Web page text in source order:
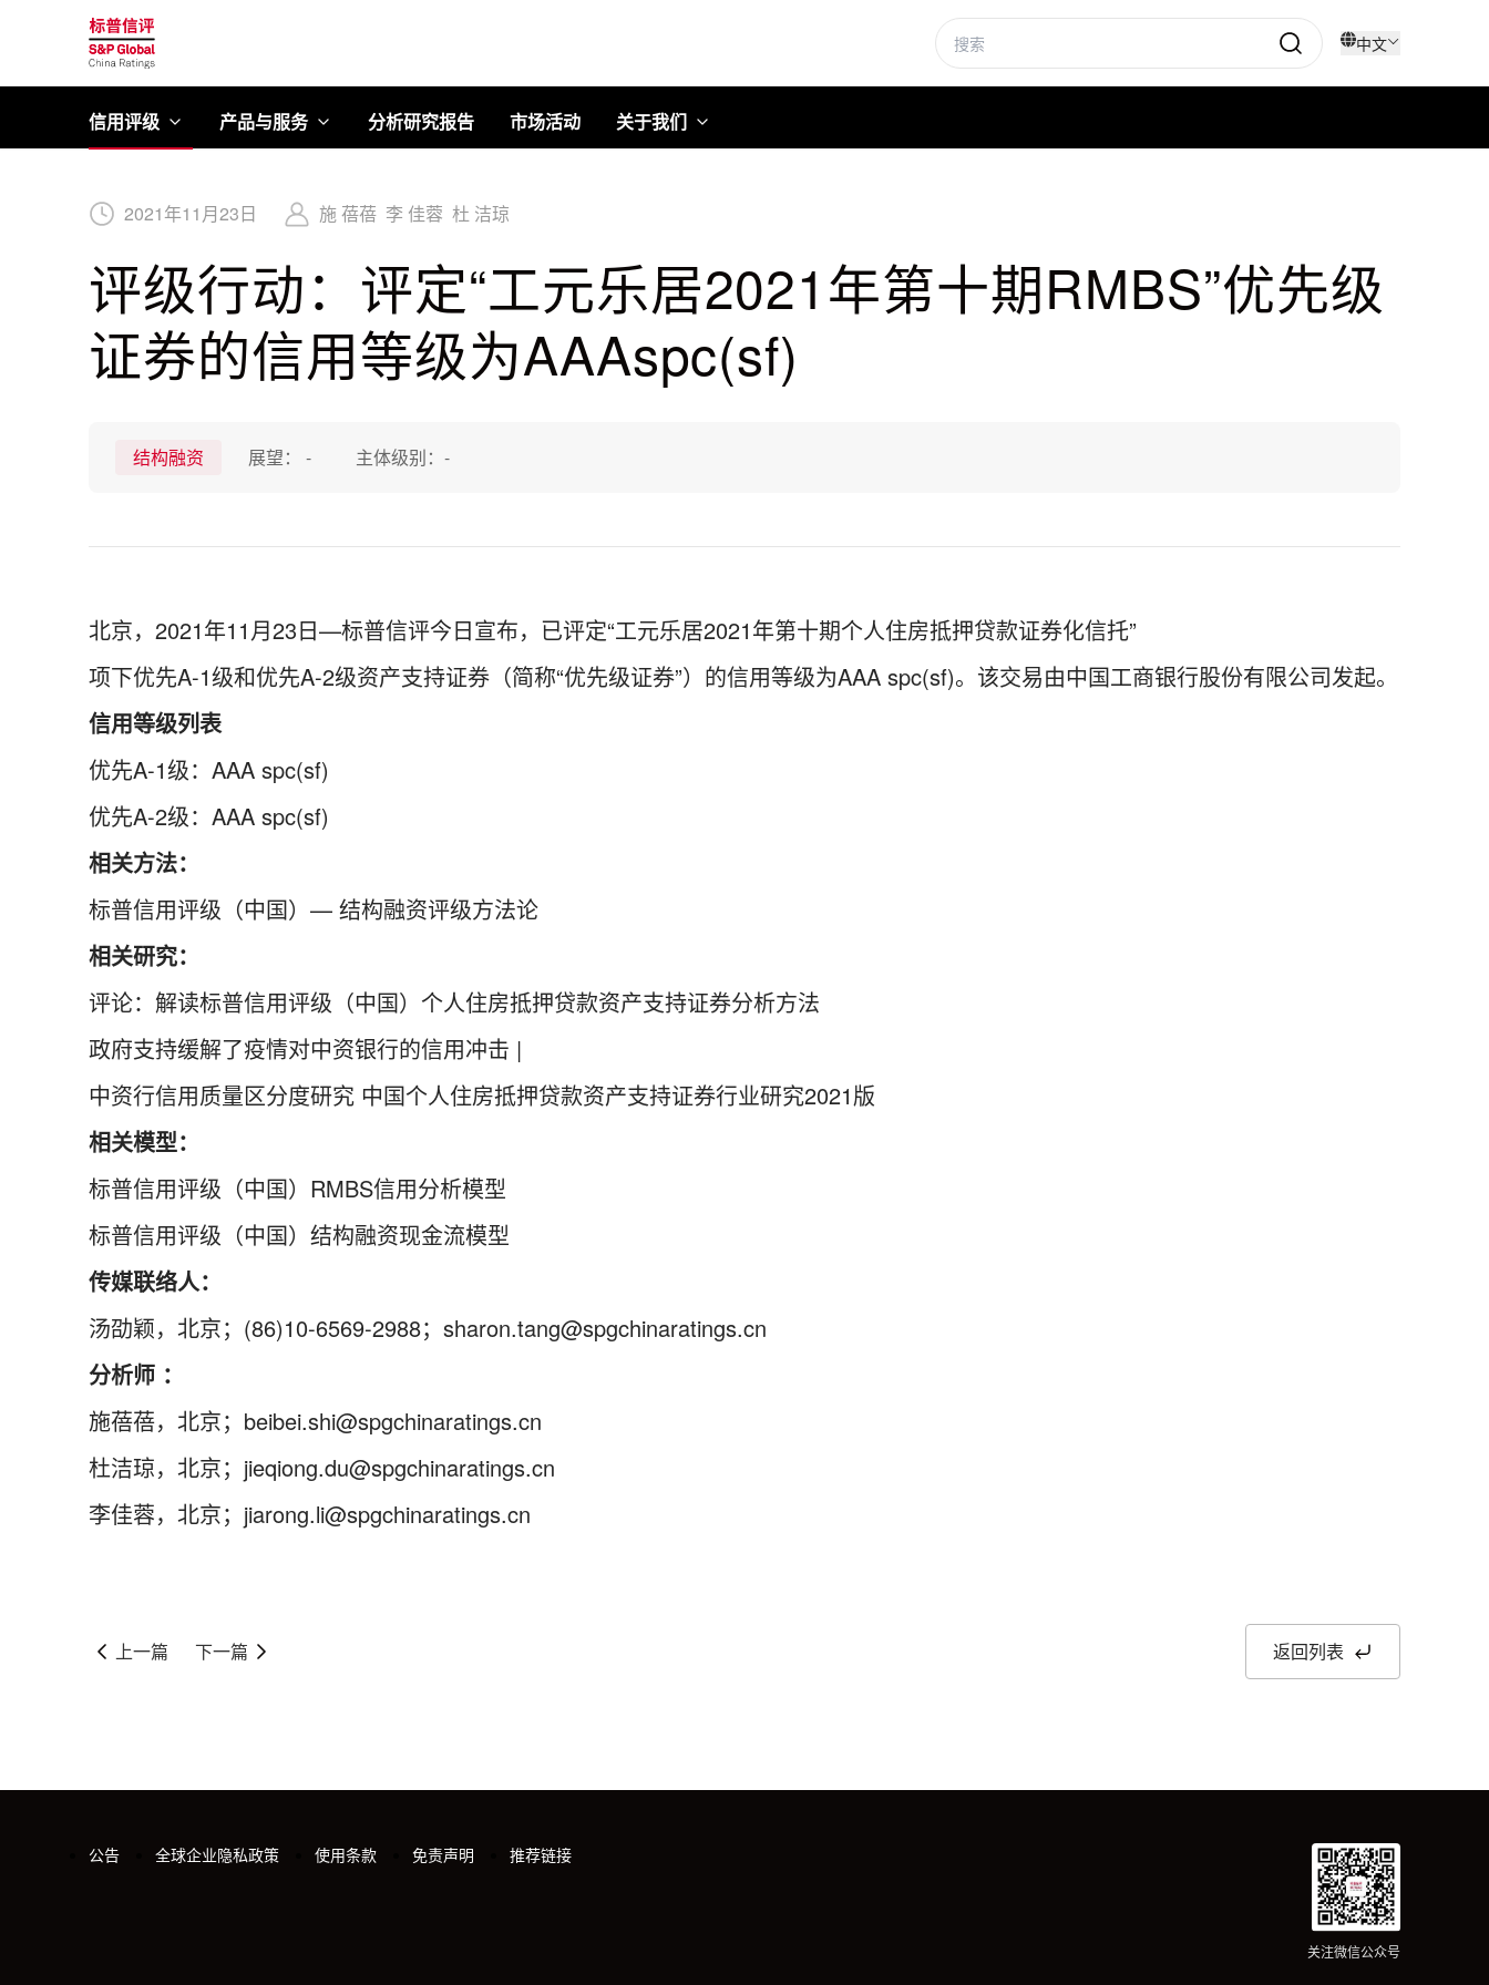
标普信评
中文
信用评级 产品与服务 分析研究报告 市场活动 关于我们
2021年11月23日 施 蓓蓓 李 佳蓉 杜 洁琼
评级行动：评定“工元乐居2021年第十期RMBS”优先级
证券的信用等级为AAAspc(sf)
结构融资 展望： - 主体级别： -
北京，2021年11月23日—标普信评今日宣布，已评定“工元乐居2021年第十期个人住房抵押贷款证券化信托”
项下优先A-1级和优先A-2级资产支持证券（简称“优先级证券”）的信用等级为AAA spc(sf)。该交易由中国工商银行股份有限公司发起。
信用等级列表
优先A-1级：AAA spc(sf)
优先A-2级：AAA spc(sf)
相关方法：
标普信用评级（中国）— 结构融资评级方法论
相关研究：
评论：解读标普信用评级（中国）个人住房抵押贷款资产支持证券分析方法
政府支持缓解了疫情对中资银行的信用冲击 |
中资行信用质量区分度研究 中国个人住房抵押贷款资产支持证券行业研究2021版
相关模型：
标普信用评级（中国）RMBS信用分析模型
标普信用评级（中国）结构融资现金流模型
传媒联络人：
汤劭颖，北京；(86)10-6569-2988；sharon.tang@spgchinaratings.cn
分析师 ：
施蓓蓓，北京；beibei.shi@spgchinaratings.cn
杜洁琼，北京；jieqiong.du@spgchinaratings.cn
李佳蓉，北京；jiarong.li@spgchinaratings.cn
上一篇 下一篇 返回列表
公告 全球企业隐私政策 使用条款 免责声明 推荐链接
关注微信公众号